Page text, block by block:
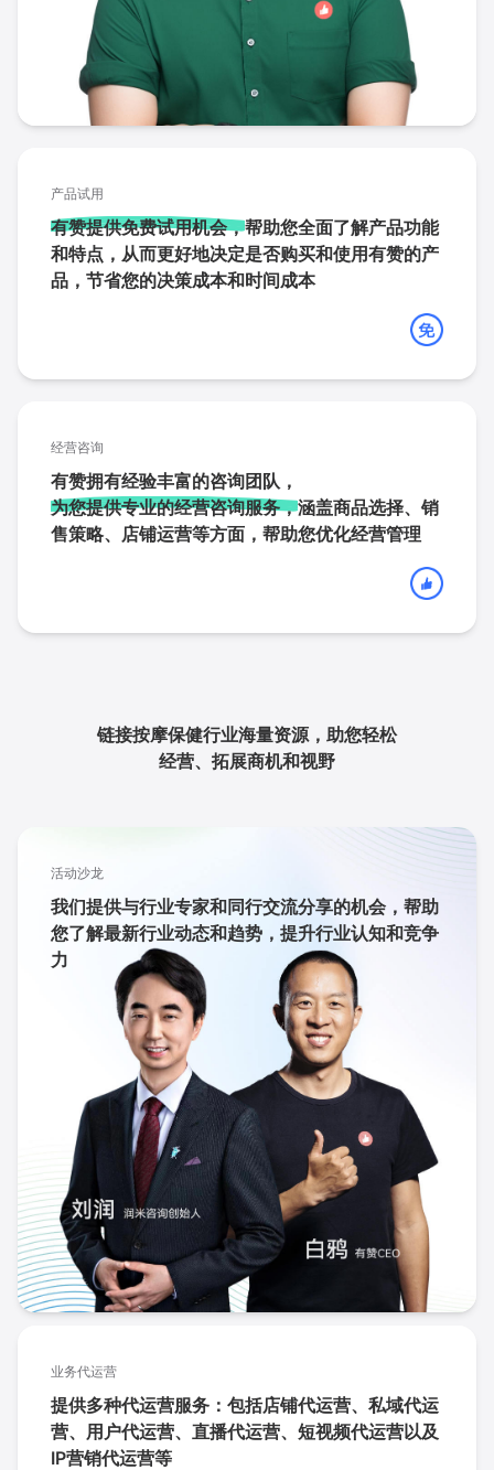
产品试用
有赞提供免费试用机会，帮助您全面了解产品功能
和特点，从而更好地决定是否购买和使用有赞的产
品，节省您的决策成本和时间成本
经营咨询
有赞拥有经验丰富的咨询团队，
为您提供专业的经营咨询服务，涵盖商品选择、销
售策略、店铺运营等方面，帮助您优化经营管理
链接按摩保健行业海量资源，助您轻松
经营、拓展商机和视野
活动沙龙
我们提供与行业专家和同行交流分享的机会，帮助
您了解最新行业动态和趋势，提升行业认知和竞争
力
业务代运营
提供多种代运营服务：包括店铺代运营、私域代运
营、用户代运营、直播代运营、短视频代运营以及
IP营销代运营等